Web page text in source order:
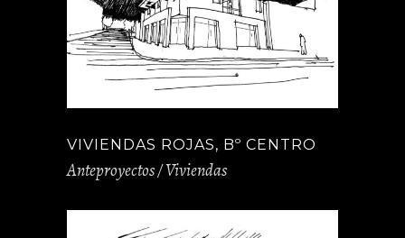
VIVIENDAS ROJAS, Bº CENTRO
Anteproyectos / Viviendas